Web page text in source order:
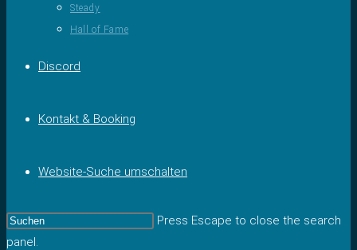
Steady
Hall of Fame
Discord
Kontakt & Booking
Website-Suche umschalten
Press Escape to close the search
panel.